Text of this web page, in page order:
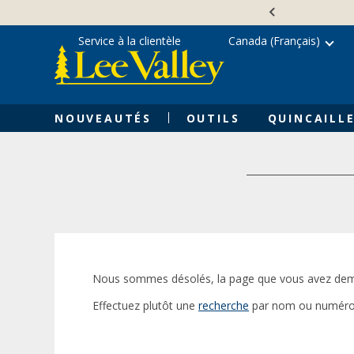
content
NOUVEAUTÉS OUTILS
Service à la clientèle Canada (Français)
Nous sommes désolés, la page que vous avez
Effectuez plutôt une recherche par nom ou